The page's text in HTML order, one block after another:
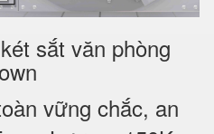
sắt văn phòng
vững chắc, an